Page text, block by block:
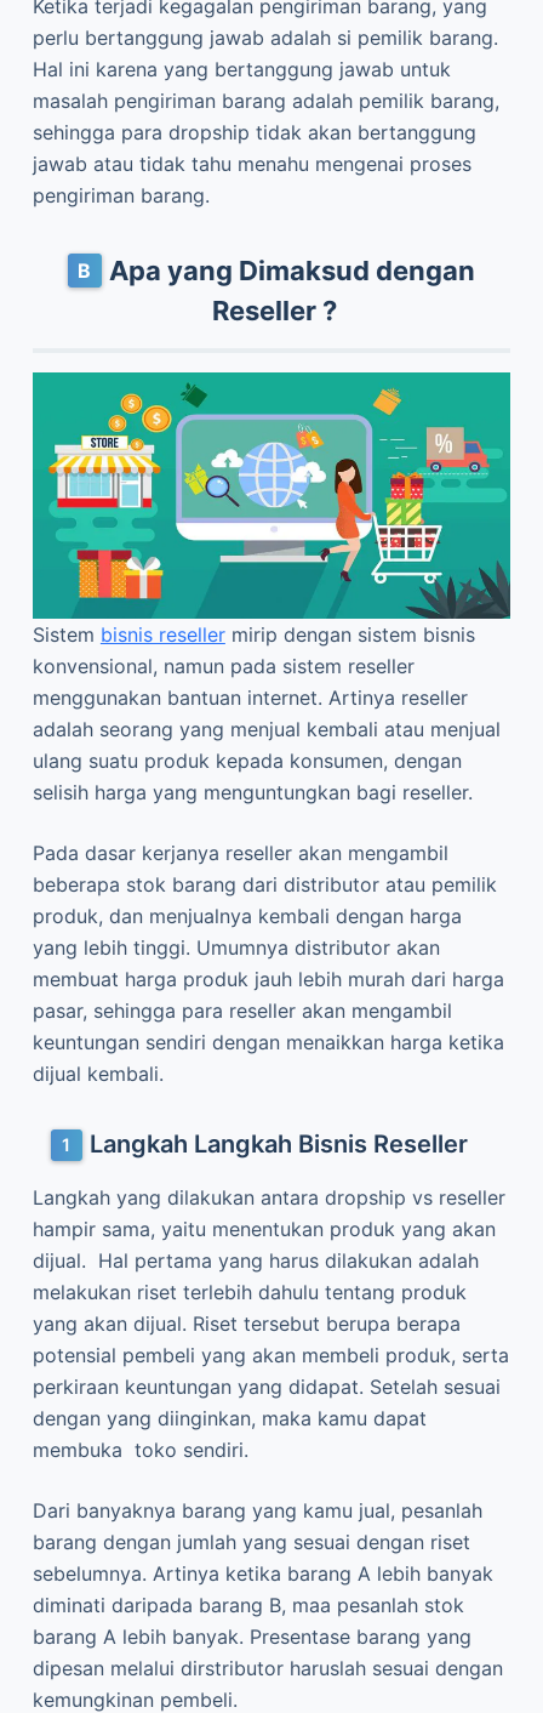
Ketika terjadi kegagalan pengiriman barang, yang
perlu bertanggung jawab adalah si pemilik barang.
Hal ini karena yang bertanggung jawab untuk
masalah pengiriman barang adalah pemilik barang,
sehingga para dropship tidak akan bertanggung
jawab atau tidak tahu menahu mengenai proses
pengiriman barang.
Apa yang Dimaksud dengan
Reseller ?
Sistem bisnis resellermirip dengan sistem bisnis
konvensional, namun pada sistem reseller
menggunakan bantuan internet. Artinya reseller
adalah seorang yang menjual kembali atau menjual
ulang suatu produk kepada konsumen, dengan
selisih harga yang menguntungkan bagi reseller.
Pada dasar kerjanya reseller akan mengambil
beberapa stok barang dari distributor atau pemilik
produk, dan menjualnya kembali dengan harga
yang lebih tinggi. Umumnya distributor akan
membuat harga produk jauh lebih murah dari harga
pasar, sehingga para reseller akan mengambil
keuntungan sendiri dengan menaikkan harga ketika
dijual kembali.
Langkah Langkah Bisnis Reseller
Langkah yang dilakukan antara dropship vs reseller
hampir sama, yaitu menentukan produk yang akan
dijual. Hal pertama yang harus dilakukan adalah
melakukan riset terlebih dahulu tentang produk
yang akan dijual. Riset tersebut berupa berapa
potensial pembeli yang akan membeli produk, serta
perkiraan keuntungan yang didapat. Setelah sesuai
dengan yang diinginkan, maka kamu dapat
membuka toko sendiri.
Dari banyaknya barang yang kamu jual, pesanlah
barang dengan jumlah yang sesuai dengan riset
sebelumnya. Artinya ketika barang A lebih banyak
diminati daripada barang B, maa pesanlah stok
barang A lebih banyak. Presentase barang yang
dipesan melalui dirstributor haruslah sesuai dengan
kemungkinan pembeli.